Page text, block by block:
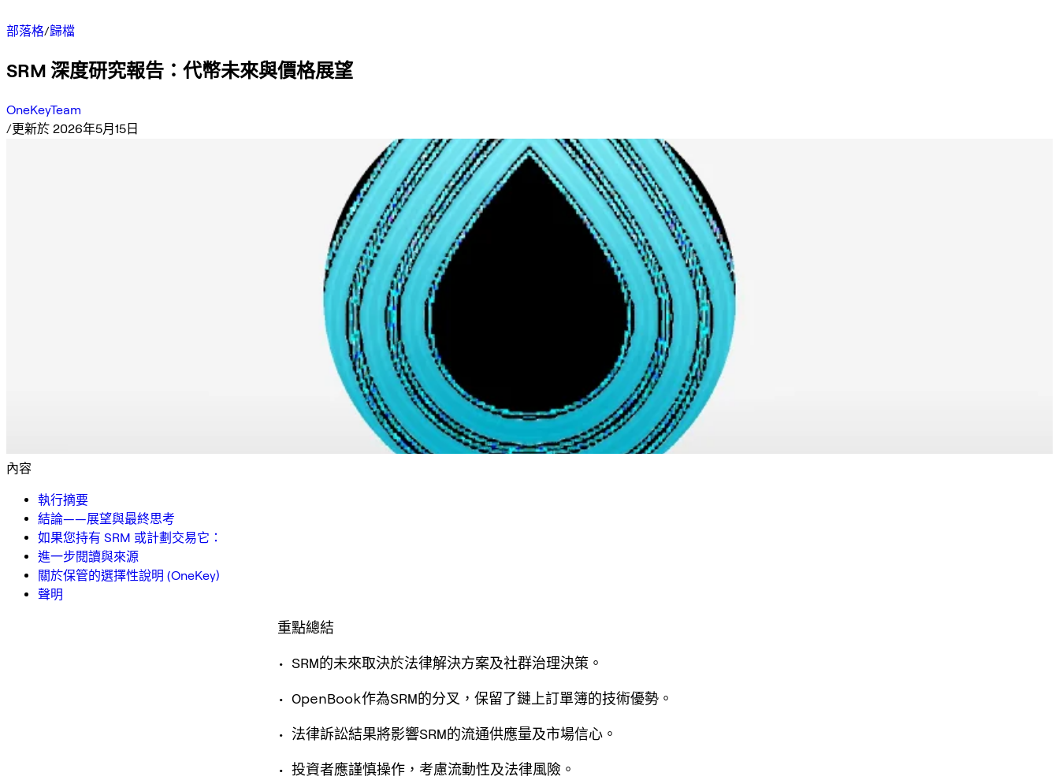
部落格/歸檔
SRM 深度研究報告：代幣未來與價格展望
OneKeyTeam
/更新於 2026年5月15日
內容
執行摘要
結論——展望與最終思考
如果您持有 SRM 或計劃交易它：
進一步閱讀與來源
關於保管的選擇性說明 (OneKey)
聲明
重點總結
• SRM的未來取決於法律解決方案及社群治理決策。
• OpenBook作為SRM的分叉，保留了鏈上訂單簿的技術優勢。
• 法律訴訟結果將影響SRM的流通供應量及市場信心。
• 投資者應謹慎操作，考慮流動性及法律風險。